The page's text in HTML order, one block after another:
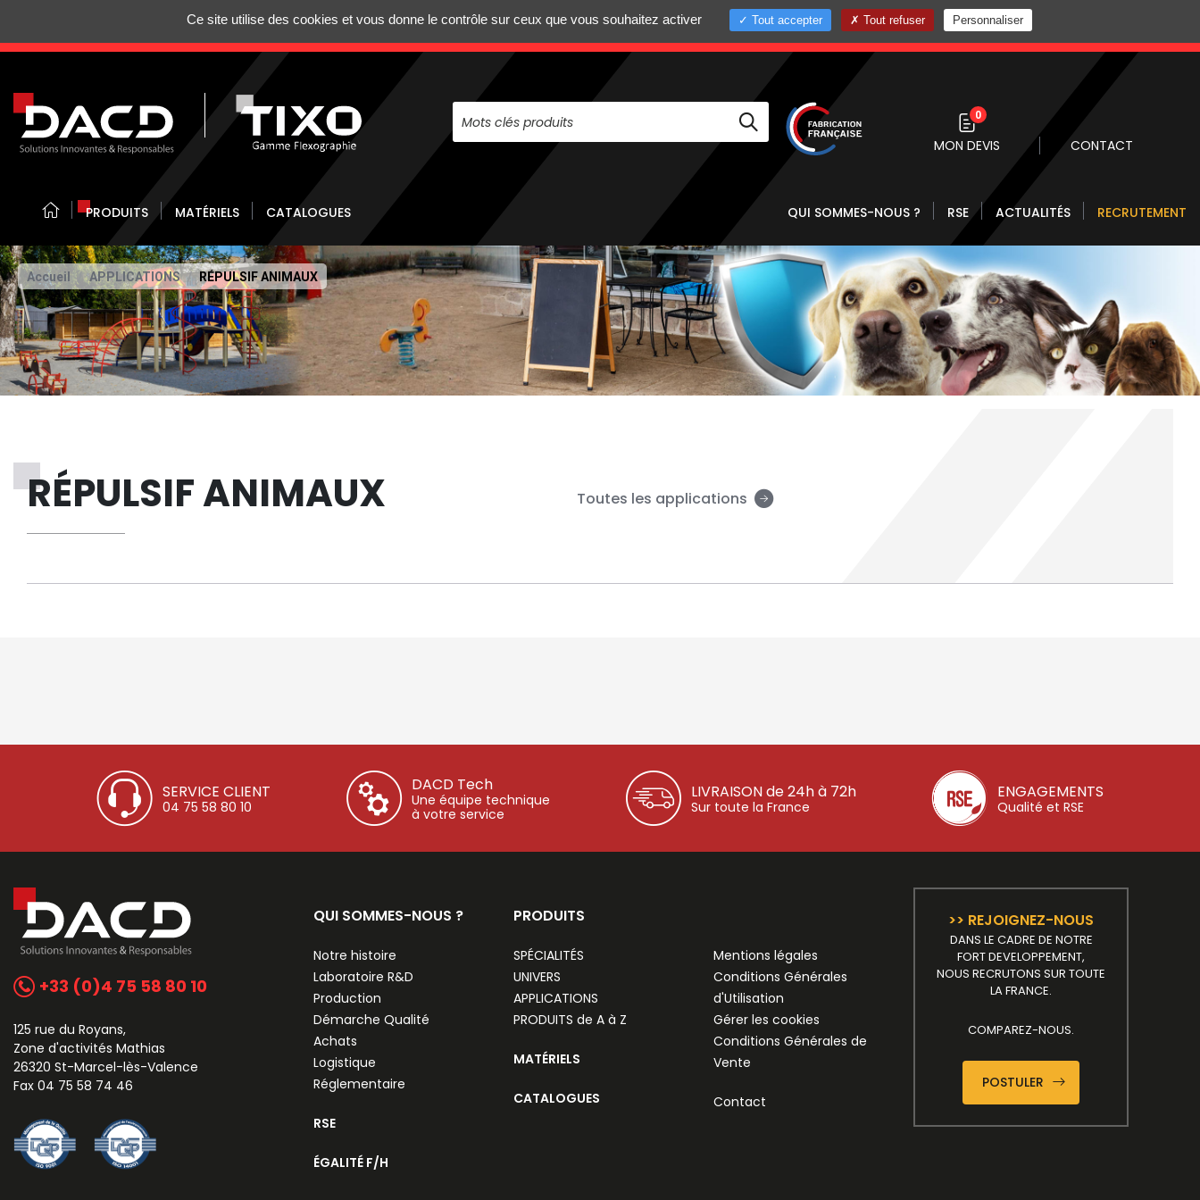
N'HÉSITEZ PAS À NOUS CONTACTER AU +33 (0)4 75 58 80 10
0
MON DEVIS CONTACT
PRODUITS MATÉRIELS CATALOGUES QUI SOMMES-NOUS ? RSE ACTUALITÉS RECRUTEMENT
Accueil APPLICATIONS RÉPULSIF ANIMAUX
RÉPULSIF ANIMAUX Toutes les applications
SERVICE CLIENT
04 75 58 80 10
DACD Tech
Une équipe technique
à votre service
LIVRAISON de 24h à 72h
Sur toute la France
ENGAGEMENTS
Qualité et RSE
+33 (0)4 75 58 80 10
125 rue du Royans,
Zone d'activités Mathias
26320 St-Marcel-lès-Valence
Fax 04 75 58 74 46
QUI SOMMES-NOUS ?
Notre histoire
Laboratoire R&D
Production
Démarche Qualité
Achats
Logistique
Réglementaire
RSE
ÉGALITÉ F/H
PRODUITS
SPÉCIALITÉS
UNIVERS
APPLICATIONS
PRODUITS de A à Z
MATÉRIELS
CATALOGUES
Mentions légales
Conditions Générales
d'Utilisation
Gérer les cookies
Conditions Générales de
Vente
Contact
>> REJOIGNEZ-NOUS
DANS LE CADRE DE NOTRE
FORT DEVELOPPEMENT,
NOUS RECRUTONS SUR TOUTE
LA FRANCE.
COMPAREZ-NOUS.
POSTULER
Ce site utilise des cookies et vous donne le contrôle sur ceux que vous souhaitez activer Tout accepter Tout refuser Personnaliser